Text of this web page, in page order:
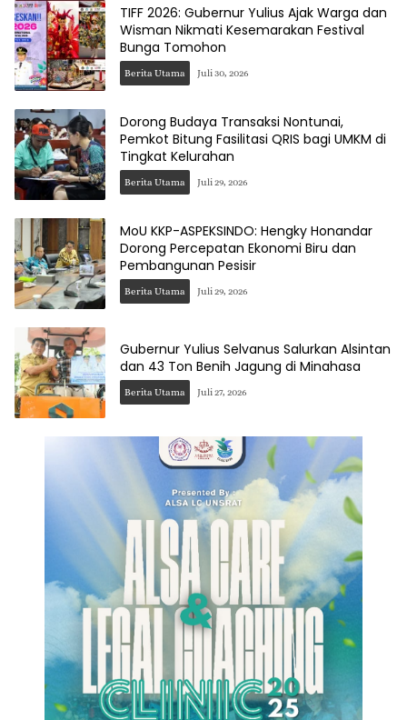
TIFF 2026: Gubernur Yulius Ajak Warga dan
Wisman Nikmati Kesemarakan Festival
Bunga Tomohon
Berita Utama Juli 30, 2026
Dorong Budaya Transaksi Nontunai,
Pemkot Bitung Fasilitasi QRIS bagi UMKM di
Tingkat Kelurahan
Berita Utama Juli 29, 2026
MoU KKP-ASPEKSINDO: Hengky Honandar
Dorong Percepatan Ekonomi Biru dan
Pembangunan Pesisir
Berita Utama Juli 29, 2026
Gubernur Yulius Selvanus Salurkan Alsintan
dan 43 Ton Benih Jagung di Minahasa
Berita Utama Juli 27, 2026